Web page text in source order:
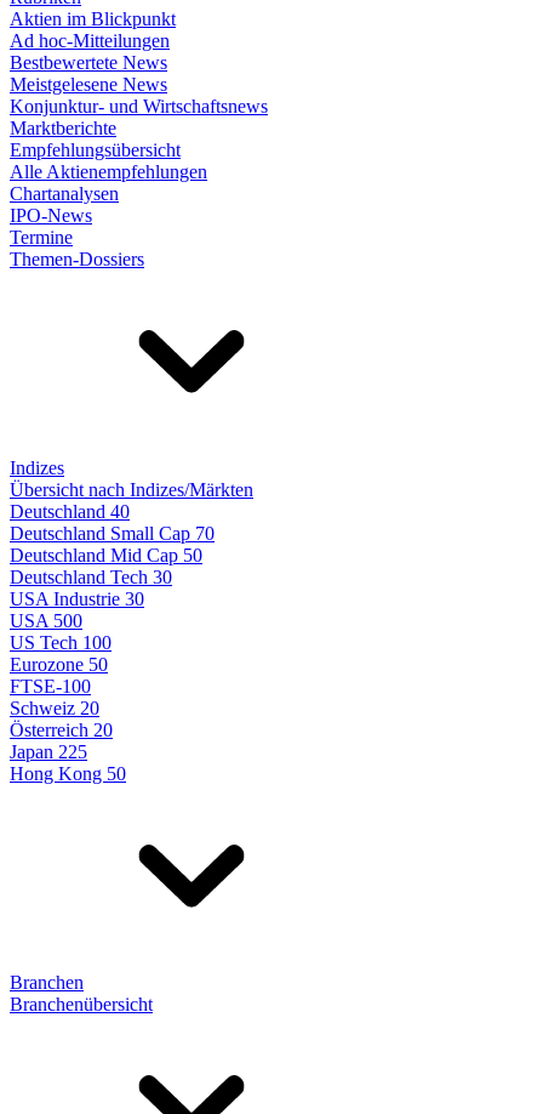
Aktien im Blickpunkt
Ad hoc-Mitteilungen
Bestbewertete News
Meistgelesene News
Konjunktur- und Wirtschaftsnews
Marktberichte
Empfehlungsübersicht
Alle Aktienempfehlungen
Chartanalysen
IPO-News
Termine
Themen-Dossiers
Indizes
Übersicht nach Indizes/Märkten
Deutschland 40
Deutschland Small Cap 70
Deutschland Mid Cap 50
Deutschland Tech 30
USA Industrie 30
USA 500
US Tech 100
Eurozone 50
FTSE-100
Schweiz 20
Österreich 20
Japan 225
Hong Kong 50
Branchen
Branchenübersicht